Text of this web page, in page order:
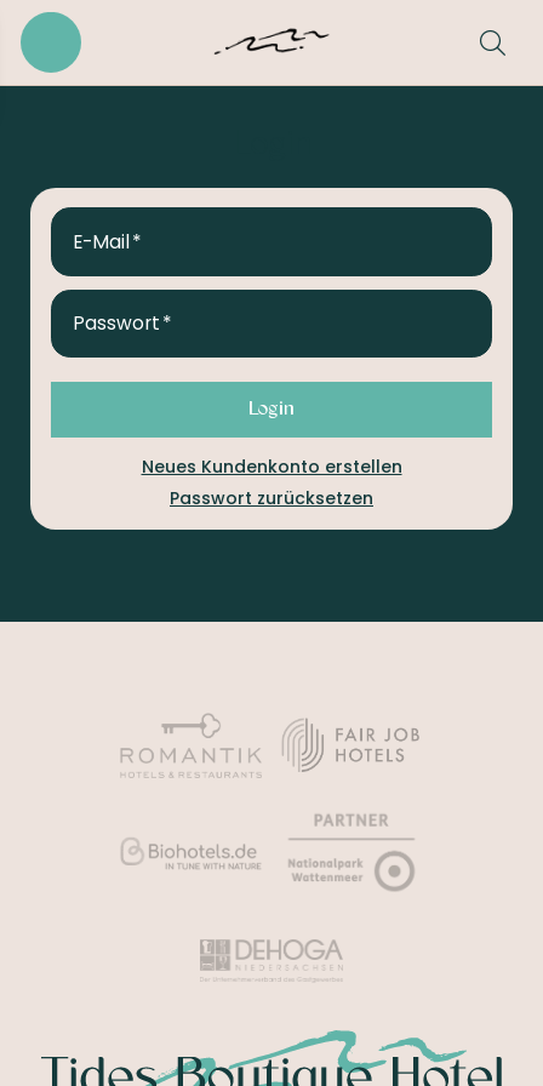
E-Mail
Passwort
Login
Neues Kundenkonto erstellen
Passwort zurücksetzen